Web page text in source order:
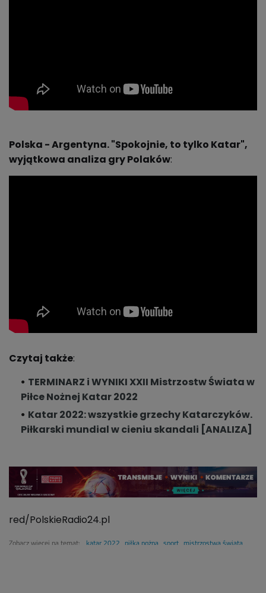
Polska - Argentyna."Spokojnie, to tylko Katar",
wyjątkowa analiza gry Polaków:
Czytaj także:
TERMINARZ i WYNIKI XXII Mistrzostw Świata w
Piłce Nożnej Katar 2022
Katar 2022: wszystkie grzechy Katarczyków.
Piłkarski mundial w cieniu skandali [ANALIZA]
red/PolskieRadio24.pl
Zobacz więcej na temat: katar 2022 piłka nożna sport mistrzostwa świata